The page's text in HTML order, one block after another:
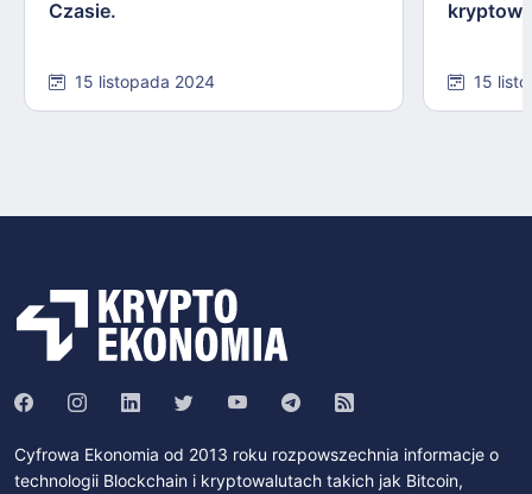
Czasie.
15 listopada 2024 15
Cyfrowa Ekonomia od 2013 roku rozpowszechnia informacje o
technologii Blockchain i kryptowalutach takich jak Bitcoin,